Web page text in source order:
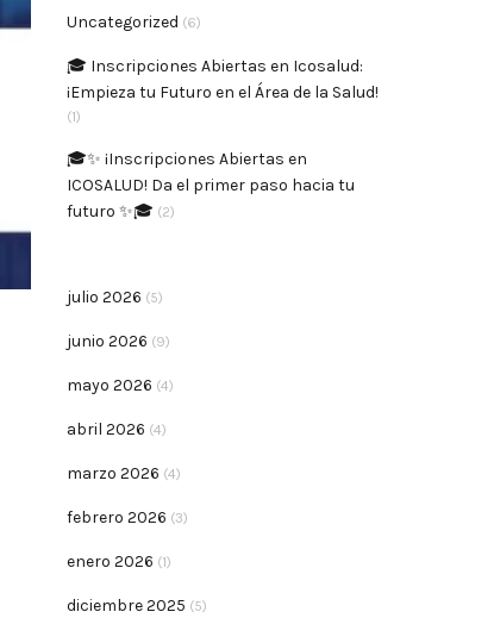
Uncategorized (6)
🎓 Inscripciones Abiertas en Icosalud:
¡Empieza tu Futuro en el Área de la Salud!
(1)
🎓✨ ¡Inscripciones Abiertas en
ICOSALUD! Da el primer paso hacia tu
futuro ✨🎓 (2)
julio 2026 (5)
junio 2026 (9)
mayo 2026 (4)
abril 2026 (4)
marzo 2026 (4)
febrero 2026 (3)
enero 2026 (1)
diciembre 2025 (5)